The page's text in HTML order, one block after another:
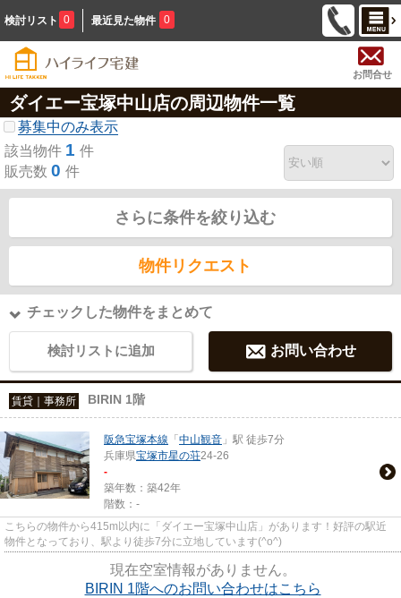
検討リスト 0 最近見た物件 0
お問合せ
ダイエー宝塚中山店の周辺物件一覧
募集中のみ表示
該当物件 1 件
販売数 0 件
さらに条件を絞り込む
物件リクエスト
チェックした物件をまとめて
検討リストに追加 お問い合わせ
賃貸｜事務所 BIRIN 1階
阪急宝塚本線 「 中山観音 」駅 徒歩7分
兵庫県宝塚市星の荘24-26
-
築年数：築42年
階数：-
こちらの物件から415m以内に「ダイエー宝塚中山店」があります！好評の駅近
物件となっており、駅より徒歩7分に立地しています(^o^)
現在空室情報がありません。
BIRIN 1階へのお問い合わせはこちら